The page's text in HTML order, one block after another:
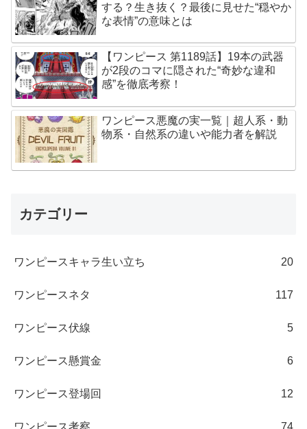
する？生き抜く？最後に見せた“穏やか
な表情”の意味とは
【ワンピース 第1189話】19本の武器
が2段のコマに隠された“奇妙な違和
感”を徹底考察！
ワンピース悪魔の実一覧｜超人系・動
物系・自然系の違いや能力者を解説
カテゴリー
ワンピースキャラ生い立ち 20
ワンピースネタ 117
ワンピース伏線 5
ワンピース懸賞金 6
ワンピース登場回 12
ワンピース考察 74